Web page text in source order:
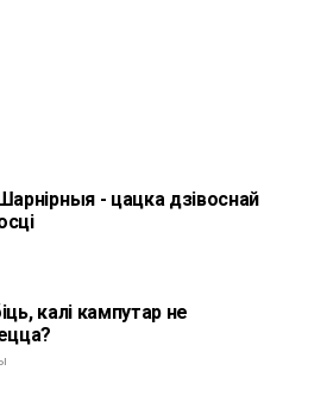
- цацка дзівоснай
калі кампутар не